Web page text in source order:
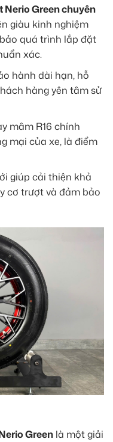
Nerio Green chuyên
giàu kinh nghiệm
quá trình lắp đặt
xác.
hành dài hạn, hỗ
hàng yên tâm sử
mâm R16 chính
mại của xe, là điểm
giúp cải thiện khả
cơ trượt và đảm bảo
Green là một giải